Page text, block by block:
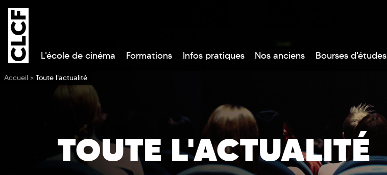
TOUTE L'ACTUALITÉ
L'école de cinéma Formations Infos pratiques Nos anciens
Bourses d'études
Vous êtes ici
Accueil > Toute l'actualité